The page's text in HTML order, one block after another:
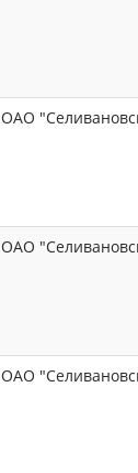
ОАО
ОАО
ОАО